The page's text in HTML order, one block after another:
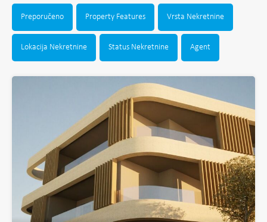
Preporučeno Property Features Vrsta Nekretnine
Lokacija Nekretnine Status Nekretnine Agent